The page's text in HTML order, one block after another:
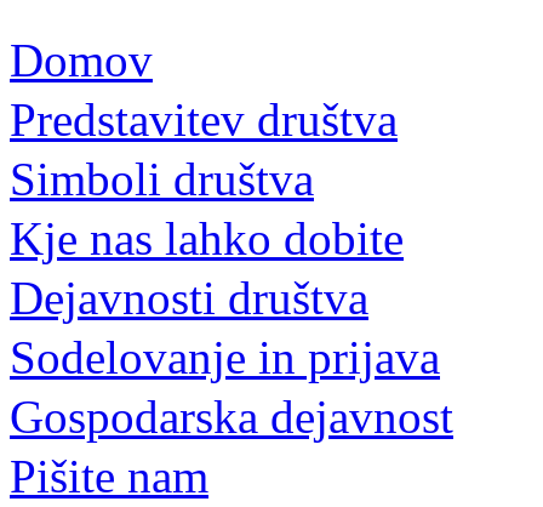
Domov
Predstavitev društva
Simboli društva
Kje nas lahko dobite
Dejavnosti društva
Sodelovanje in prijava
Gospodarska dejavnost
Pišite nam